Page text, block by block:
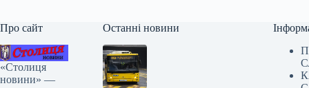
Про сайт
«Столиця
новини» —
Останні новини